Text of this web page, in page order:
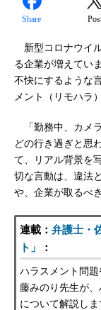
Share
新型コロナウイ
る企業が増えてい
不快にするような
メント（リモハラ
「勤務中、カメ
どの行き過ぎと思
て、リアル背景を
切な言動は、違法
や、企業が取るべ
連載： 弁護士・
ト」
：
ハラスメント問
藤みのり先生が
について解説し